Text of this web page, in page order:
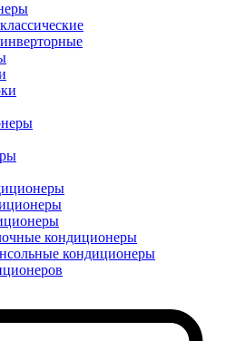
кондиционеры
кондиционеры